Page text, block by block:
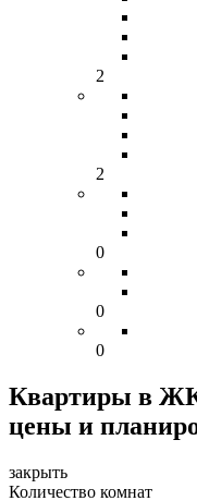
2
2
0
0
0
Квартиры в
цены и
закрыть
Количество комнат